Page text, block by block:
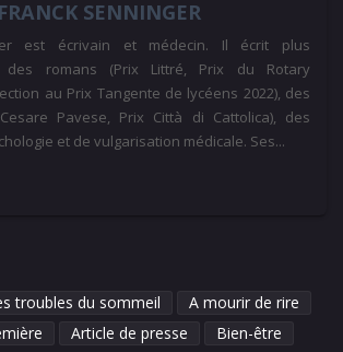
FRANCK SENNINGER
est écrivain et médecin. Il écrit plus
des romans (Prix Littré, Prix du Rotary
au Prix Tangente de lycéens 2022), des
Pavese, Prix Città di Cattolica), des
et de vulgarisation médicale. Ses...
troubles du sommeil
A mourir de rire
Article de presse
Bien-être